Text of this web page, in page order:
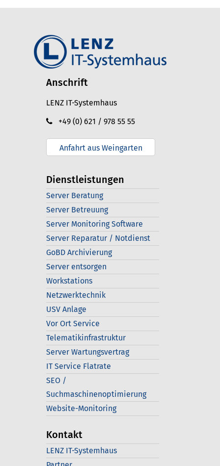
Anschrift
LENZ IT-Systemhaus
+49 (0) 621 / 978 55 55
Anfahrt aus Weingarten
Dienstleistungen
Server Beratung
Server Betreuung
Server Monitoring Software
Server Reparatur / Notdienst
GoBD Archivierung
Server entsorgen
Workstations
Netzwerktechnik
USV Anlage
Vor Ort Service
Telematikinfrastruktur
Server Wartungsvertrag
IT Service Flatrate
SEO /
Suchmaschinenoptimierung
Website-Monitoring
Kontakt
LENZ IT-Systemhaus